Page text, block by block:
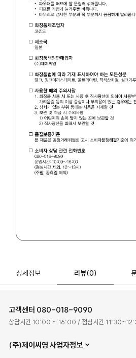
상세정보 리뷰(0)
고객센터 080-018-9090
상담시간 10:00 ~ 16:00 / 점심시간
(주)제이씨영 사업자정보